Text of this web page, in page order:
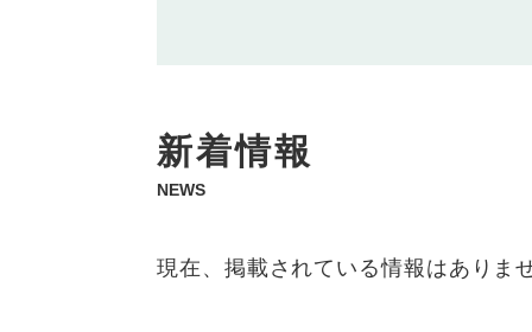
本
文
新着情報
NEWS
現在、掲載されている情報はありま